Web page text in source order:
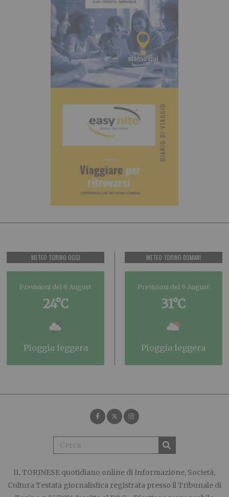
METEO TORINO OGGI
Previsioni del 8 August
24°C
pioggia leggera
METEO TORINO DOMANI
Previsioni del 9 August
31°C
pioggia leggera
IL TORINESE quotidiano online di Informazione, Società,
Cultura Testata giornalistica registrata presso il Tribunale di